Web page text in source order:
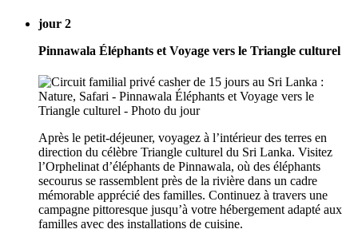
jour 2
Pinnawala Éléphants et Voyage vers le Triangle culturel
Après le petit-déjeuner, voyagez à l’intérieur des terres en
direction du célèbre Triangle culturel du Sri Lanka. Visitez
l’Orphelinat d’éléphants de Pinnawala, où des éléphants
secourus se rassemblent près de la rivière dans un cadre
mémorable apprécié des familles. Continuez à travers une
campagne pittoresque jusqu’à votre hébergement adapté aux
familles avec des installations de cuisine.